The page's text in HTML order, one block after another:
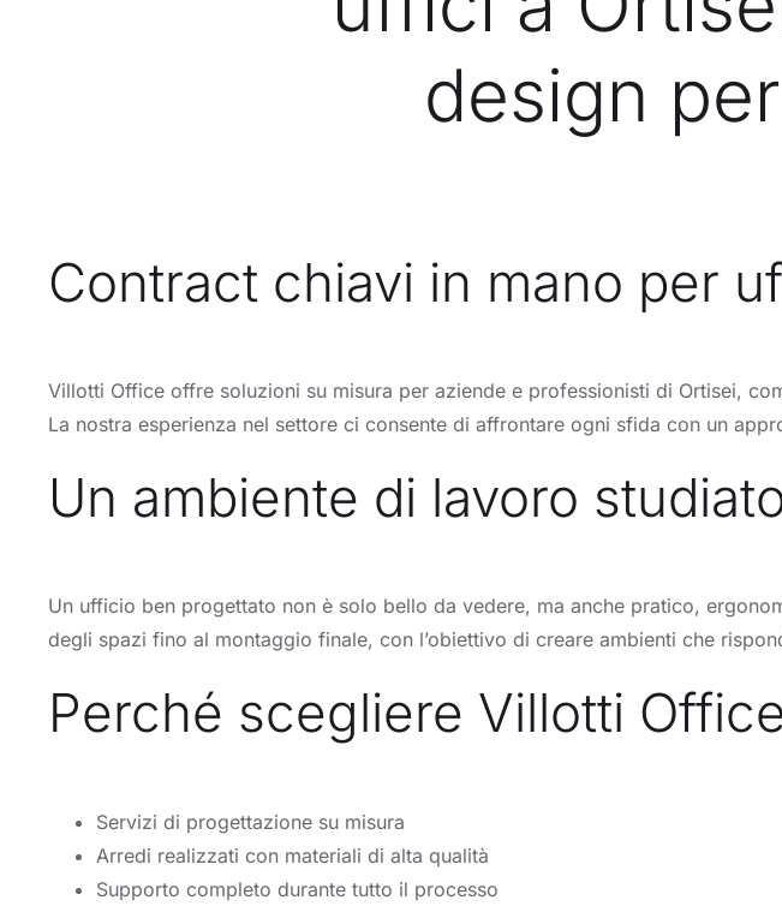
design
Contract chiavi in mano per
Villotti Office offre soluzioni su misura per aziende e professionisti di Ortisei,
La nostra esperienza nel settore ci consente di affrontare ogni sfida con un
Un ambiente di lavoro
Un ufficio ben progettato non è solo bello da vedere, ma anche pratico,
degli spazi fino al montaggio finale, con l’obiettivo di creare ambienti che
Perché scegliere Villotti
Servizi di progettazione su misura
Arredi realizzati con materiali di alta qualità
Supporto completo durante tutto il processo